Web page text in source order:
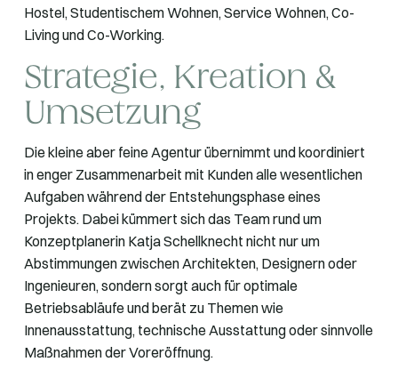
Hostel, Studentischem Wohnen, Service Wohnen, Co-
Living und Co-Working.
Strategie, Kreation &
Umsetzung
Die kleine aber feine Agentur übernimmt und koordiniert
in enger Zusammenarbeit mit Kunden alle wesentlichen
Aufgaben während der Entstehungsphase eines
Projekts. Dabei kümmert sich das Team rund um
Konzeptplanerin Katja Schellknecht nicht nur um
Abstimmungen zwischen Architekten, Designern oder
Ingenieuren, sondern sorgt auch für optimale
Betriebsabläufe und berät zu Themen wie
Innenausstattung, technische Ausstattung oder sinnvolle
Maßnahmen der Voreröffnung.